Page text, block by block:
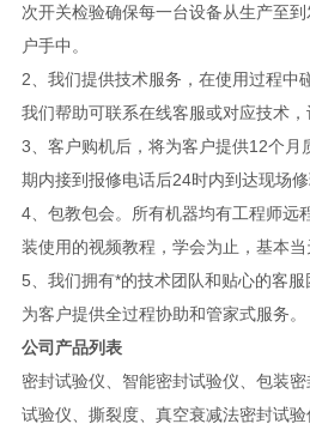
次开关检验确保每一台设备从生产至
户手中。
2、我们提供技术服务，在使用过程中
我们帮助可联系在线客服或对应技术，
3、客户购机后，将为客户提供12个月
期内接到报修电话后24时内到达现场
4、包教包会。所有机器均有工程师远
装使用的视频教程，学会为止，基本当
5、我们拥有*的技术团队和贴心的客服
为客户提供全过程协助和管家式服务。
公司产品列表
密封试验仪、智能密封试验仪、包装
试验仪、撕裂度、真空衰减法密封试